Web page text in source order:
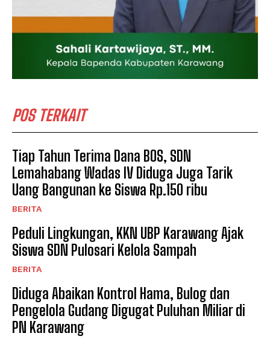
POS TERKAIT
Tiap Tahun Terima Dana BOS, SDN
Lemahabang Wadas IV Diduga Juga Tarik
Uang Bangunan ke Siswa Rp.150 ribu
BERITA
Peduli Lingkungan, KKN UBP Karawang Ajak
Siswa SDN Pulosari Kelola Sampah
BERITA
Diduga Abaikan Kontrol Hama, Bulog dan
Pengelola Gudang Digugat Puluhan Miliar di
PN Karawang